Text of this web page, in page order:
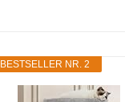
BESTSELLER NR. 2